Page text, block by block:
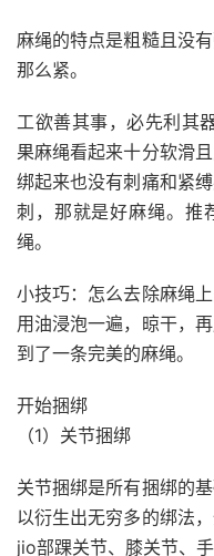
麻绳的特点是粗糙且没
那么紧。
工欲善其事，必先利其
果麻绳看起来十分软滑
绑起来也没有刺痛和紧
刺，那就是好麻绳。推
绳。
小技巧：怎么去除麻绳
用油浸泡一遍，晾干，
到了一条完美的麻绳。
开始捆绑
（1）关节捆绑
关节捆绑是所有捆绑的
以衍生出无穷多的绑法
jio部踝关节、膝关节、